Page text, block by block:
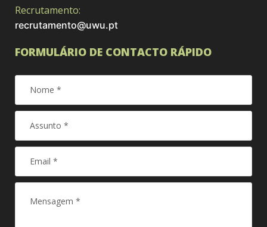
Recrutamento:
recrutamento@uwu.pt
FORMULÁRIO DE CONTACTO RÁPIDO